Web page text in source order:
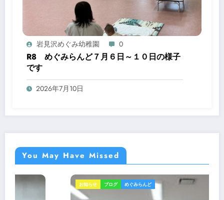
岩見沢めぐみ幼稚園 0
R8 めぐみらんど７月６日～１０日の様子
です
2026年7月10日
You May Have Missed
ブログ